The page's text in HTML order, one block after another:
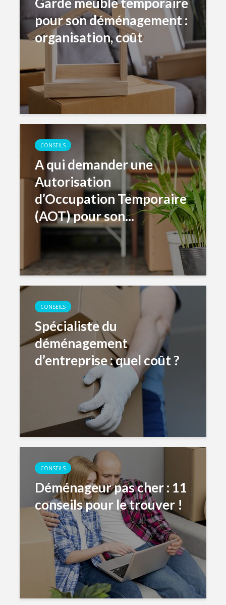
pour son déménagement :
organisation, coût
CONSEILS
A qui demander une
Autorisation
d’Occupation Temporaire
(AOT) pour son...
CONSEILS
Spécialiste du
déménagement
d’entreprise : quel coût ?
CONSEILS
Déménageur pas cher : 11
conseils pour le trouver !